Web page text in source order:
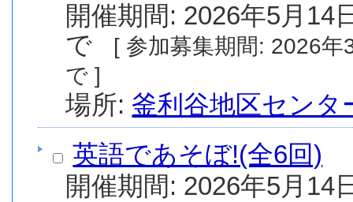
開催期間: 2026年5月14
[ 参加募集期間: 2026年3月1日(日) から 2026年4月30日(木) ま
で ]
場所: 釜利谷地区センタ
英語であそぼ!(全6回)
開催期間: 2026年5月14